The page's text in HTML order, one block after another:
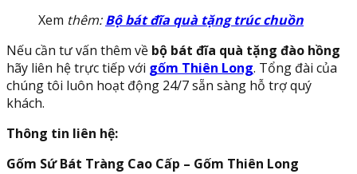
Xem thêm: Bộ bát đĩa quà tặng trúc chuồn
Nếu cần tư vấn thêm về bộ bát đĩa quà tặng đào hồng
hãy liên hệ trực tiếp với gốm Thiên Long. Tổng đài của
chúng tôi luôn hoạt động 24/7 sẵn sàng hỗ trợ quý
khách.
Thông tin liên hệ:
Gốm Sứ Bát Tràng Cao Cấp – Gốm Thiên Long